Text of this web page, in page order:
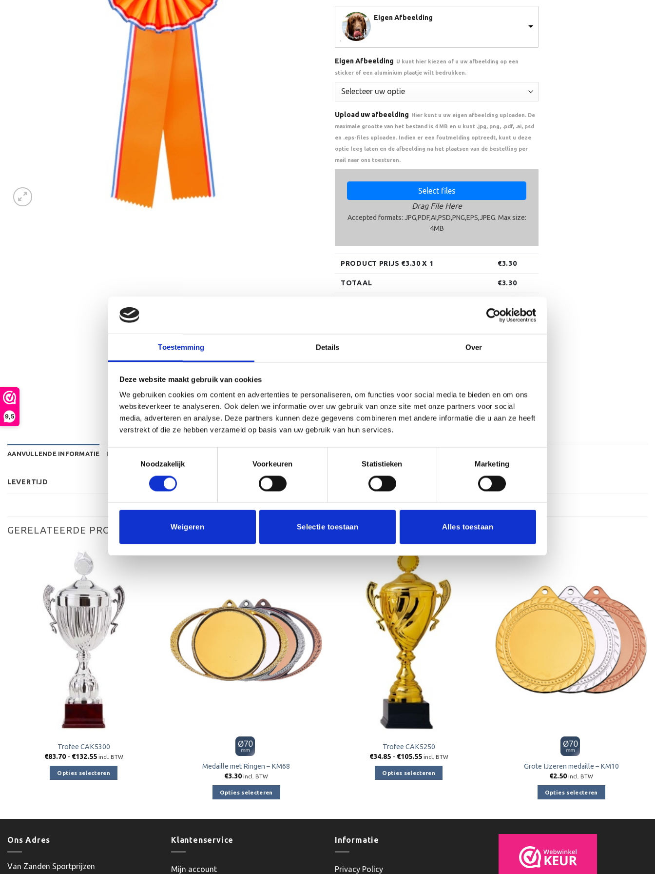
9,5
Toestemming Details Over
Deze website maakt gebruik van cookies
We gebruiken cookies om content en advertenties te personaliseren, om functies voor social media te bieden en om ons
websiteverkeer te analyseren. Ook delen we informatie over uw gebruik van onze site met onze partners voor social
media, adverteren en analyse. Deze partners kunnen deze gegevens combineren met andere informatie die u aan ze heeft
verstrekt of die ze hebben verzameld op basis van uw gebruik van hun services.
Toestemmingsselectie
Noodzakelijk
Voorkeuren Statistieken Marketing
Weigeren Selectie toestaan Alles toestaan
Eigen Afbeelding
Eigen Afbeelding U kunt hier kiezen of u uw afbeelding op een
sticker of een aluminium plaatje wilt bedrukken.
Upload uw afbeelding Hier kunt u uw eigen afbeelding uploaden. De
maximale grootte van het bestand is 4 MB en u kunt .jpg, png, .pdf, .ai, psd
en .eps-files uploaden. Indien er een foutmelding optreedt, kunt u deze
optie leeg laten en de afbeelding na het plaatsen van de bestelling per
mail naar ons toesturen.
Select files
Drag File Here
Accepted formats: JPG,PDF,AI,PSD,PNG,EPS,JPEG. Max size:
4MB
PRODUCT PRIJS €3.30X 1 €3.30
TOTAAL €3.30
Toevoegen aan winkelwagen
Toevoegen aan verlanglijst
AANVULLENDE INFORMATIE BEOORDELINGEN (0)
LEVERTIJD 5 werkdagen
GERELATEERDE PRODUCTEN
Toevoegen
verlanglijst
Trofee CAK5300
€83.70 - €132.55Prijsklasse:
€132.55
incl. BTW
Opties selecteren
meerdere
kan
Medaille met Ringen – KM68
€3.30 incl. BTW
Opties selecteren
Toevoegen
Trofee CAK5250
€34.85 - €105.55Prijsklasse:
€105.55
incl. BTW
Opties selecteren
meerdere
verlanglijst
Grote IJzeren medaille – KM10
€2.50 incl. BTW
Opties selecteren
variaties.
Deze
Ons Adres
Van Zanden Sportprijzen
Klantenservice
Mijn account
Informatie
Privacy Policy